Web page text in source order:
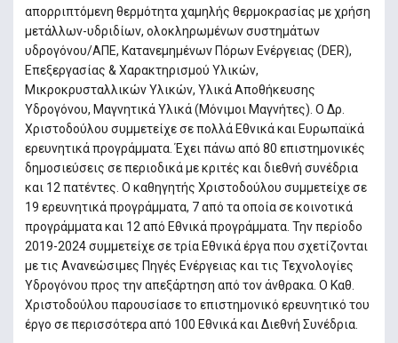
απορριπτόμενη θερμότητα χαμηλής θερμοκρασίας με χρήση
μετάλλων-υδριδίων, ολοκληρωμένων συστημάτων
υδρογόνου/ΑΠΕ, Κατανεμημένων Πόρων Ενέργειας (DER),
Επεξεργασίας & Χαρακτηρισμού Υλικών,
Μικροκρυσταλλικών Υλικών, Υλικά Αποθήκευσης
Υδρογόνου, Μαγνητικά Υλικά (Μόνιμοι Μαγνήτες). O Δρ.
Χριστοδούλου συμμετείχε σε πολλά Εθνικά και Ευρωπαϊκά
ερευνητικά προγράμματα. Έχει πάνω από 80 επιστημονικές
δημοσιεύσεις σε περιοδικά με κριτές και διεθνή συνέδρια
και 12 πατέντες. Ο καθηγητής Χριστοδούλου συμμετείχε σε
19 ερευνητικά προγράμματα, 7 από τα οποία σε κοινοτικά
προγράμματα και 12 από Εθνικά προγράμματα. Την περίοδο
2019-2024 συμμετείχε σε τρία Εθνικά έργα που σχετίζονται
με τις Ανανεώσιμες Πηγές Ενέργειας και τις Τεχνολογίες
Υδρογόνου προς την απεξάρτηση από τον άνθρακα. Ο Καθ.
Χριστοδούλου παρουσίασε το επιστημονικό ερευνητικό του
έργο σε περισσότερα από 100 Εθνικά και Διεθνή Συνέδρια.